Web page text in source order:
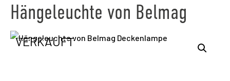
Hängeleuchte von Belmag
VERKAUFT